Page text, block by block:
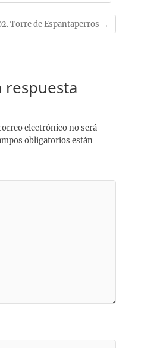
Torre de Espantaperros →
respuesta
electrónico no será
obligatorios están